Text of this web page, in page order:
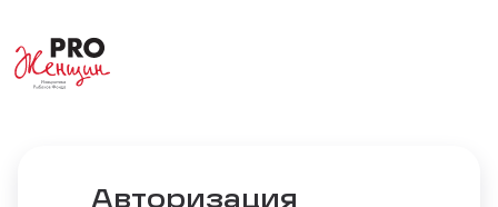
Авторизация